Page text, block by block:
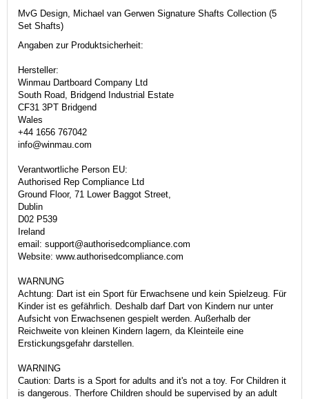
MvG Design, Michael van Gerwen Signature Shafts Collection (5
Set Shafts)
Angaben zur Produktsicherheit:
Hersteller:
Winmau Dartboard Company Ltd
South Road, Bridgend Industrial Estate
CF31 3PT Bridgend
Wales
+44 1656 767042
info@winmau.com
Verantwortliche Person EU:
Authorised Rep Compliance Ltd
Ground Floor, 71 Lower Baggot Street,
Dublin
D02 P539
Ireland
email: support@authorisedcompliance.com
Website: www.authorisedcompliance.com
WARNUNG
Achtung: Dart ist ein Sport für Erwachsene und kein Spielzeug. Für
Kinder ist es gefährlich. Deshalb darf Dart von Kindern nur unter
Aufsicht von Erwachsenen gespielt werden. Außerhalb der
Reichweite von kleinen Kindern lagern, da Kleinteile eine
Erstickungsgefahr darstellen.
WARNING
Caution: Darts is a Sport for adults and it's not a toy. For Children it
is dangerous. Therfore Children should be supervised by an adult